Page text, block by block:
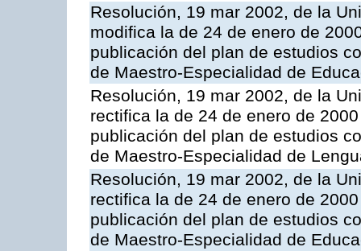
Resolución, 19 mar 2002, de la
modifica la de 24 de enero de
publicación del plan de estudios
de Maestro-Especialidad de
Resolución, 19 mar 2002, de la
rectifica la de 24 de enero de
publicación del plan de estudios
de Maestro-Especialidad de
Resolución, 19 mar 2002, de la
rectifica la de 24 de enero de
publicación del plan de estudios
de Maestro-Especialidad de